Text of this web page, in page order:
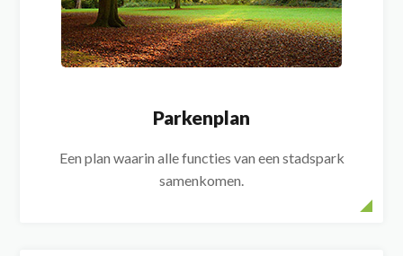
Parkenplan
Een plan waarin alle functies van een stadspark
samenkomen.